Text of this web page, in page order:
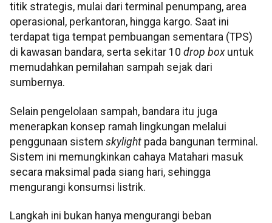
titik strategis, mulai dari terminal penumpang, area
operasional, perkantoran, hingga kargo. Saat ini
terdapat tiga tempat pembuangan sementara (TPS)
di kawasan bandara, serta sekitar 10 drop boxuntuk
memudahkan pemilahan sampah sejak dari
sumbernya.
Selain pengelolaan sampah, bandara itu juga
menerapkan konsep ramah lingkungan melalui
penggunaan sistem skylight pada bangunan terminal.
Sistem ini memungkinkan cahaya Matahari masuk
secara maksimal pada siang hari, sehingga
mengurangi konsumsi listrik.
Langkah ini bukan hanya mengurangi beban